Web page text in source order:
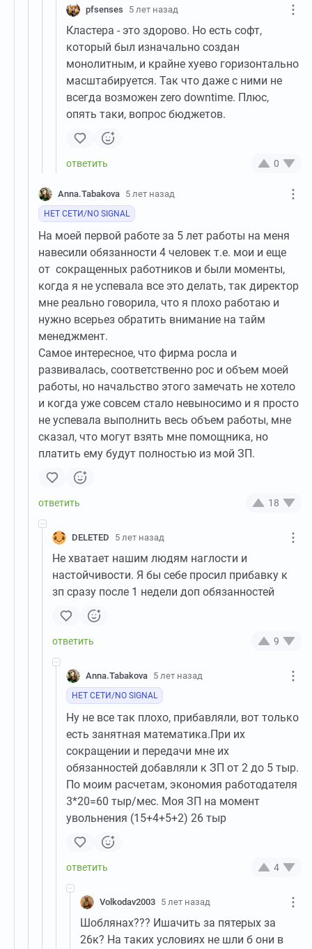
pfsenses 5 лет назад
Кластера - это здорово. Но есть софт,
который был изначально создан
монолитным, и крайне хуево горизонтально
масштабируется. Так что даже с ними не
всегда возможен zero downtime. Плюс,
опять таки, вопрос бюджетов.
0
Anna.Tabakova 5 лет назад
НЕТ СЕТИ/NO SIGNAL
На моей первой работе за 5 лет работы на меня
навесили обязанности 4 человек т.е. мои и еще
от сокращенных работников и были моменты,
когда я не успевала все это делать, так директор
мне реально говорила, что я плохо работаю и
нужно всерьез обратить внимание на тайм
менеджмент.
Самое интересное, что фирма росла и
развивалась, соответственно рос и объем моей
работы, но начальство этого замечать не хотело
и когда уже совсем стало невыносимо и я просто
не успевала выполнить весь объем работы, мне
сказал, что могут взять мне помощника, но
платить ему будут полностью из мой ЗП.
18
DELETED 5 лет назад
Не хватает нашим людям наглости и
настойчивости. Я бы себе просил прибавку к
зп сразу после 1 недели доп обязанностей
9
Anna.Tabakova 5 лет назад
НЕТ СЕТИ/NO SIGNAL
Ну не все так плохо, прибавляли, вот только
есть занятная математика.При их
сокращении и передачи мне их
обязанностей добавляли к ЗП от 2 до 5 тыр.
По моим расчетам, экономия работодателя
3*20=60 тыр/мес. Моя ЗП на момент
увольнения (15+4+5+2) 26 тыр
4
Volkodav2003 5 лет назад
Шоблянах??? Ишачить за пятерых за
26к? На таких условиях не шли б они в